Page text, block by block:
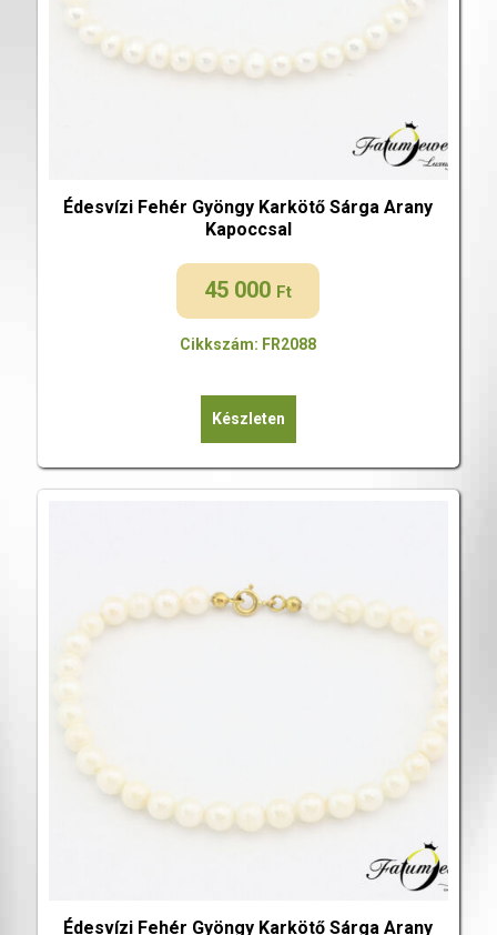
Édesvízi Fehér Gyöngy Karkötő Sárga Arany
Kapoccsal
45 000 Ft
Cikkszám: FR2088
Készleten
Édesvízi Fehér Gyöngy Karkötő Sárga Arany